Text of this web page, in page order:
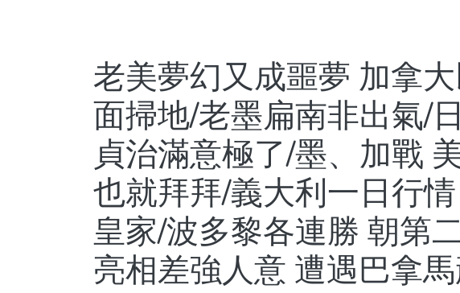
老美夢幻又成噩夢 加拿
面掃地/老墨扁南非出氣/
貞治滿意極了/墨、加戰
也就拜拜/義大利一日行
皇家/波多黎各連勝 朝第
亮相差強人意 遭遇巴拿